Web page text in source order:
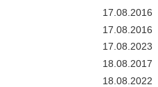
17.08.2016
17.08.2016
17.08.2023
18.08.2017
18.08.2022